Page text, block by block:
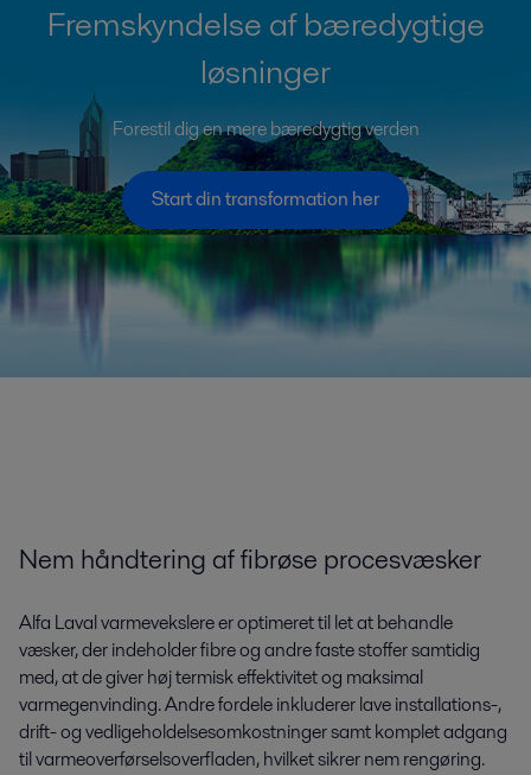
Fremskyndelse af bæredygtige
løsninger
Forestil dig en mere bæredygtig verden
Start din transformation her
Nem håndtering af fibrøse procesvæsker
Alfa Laval varmevekslere er optimeret til let at behandle
væsker, der indeholder fibre og andre faste stoffer samtidig
med, at de giver høj termisk effektivitet og maksimal
varmegenvinding. Andre fordele inkluderer lave installations-,
drift- og vedligeholdelsesomkostninger samt komplet adgang
til varmeoverførselsoverfladen, hvilket sikrer nem rengøring.